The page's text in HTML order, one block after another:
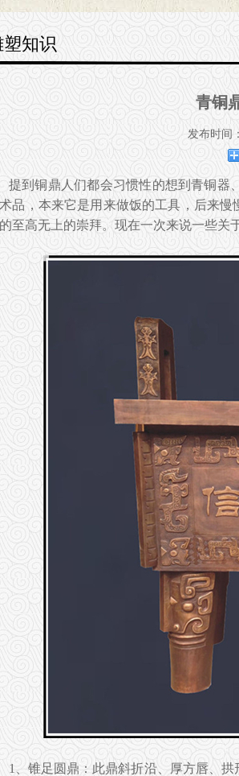
塑知识
青铜
发布时间
提到铜鼎人们都会习惯性的想到青铜器
品，本来它是用来做饭的工具，后来
至高无上的崇拜。现在一次来说一些关
1、锥足圆鼎：此鼎斜折沿、厚方唇、